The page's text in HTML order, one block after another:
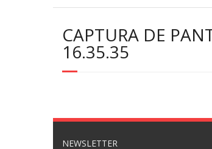
CAPTURA DE
16.35.35
NEWSLETTER